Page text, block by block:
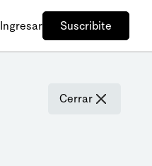
Ingresar Suscribite
Cerrar